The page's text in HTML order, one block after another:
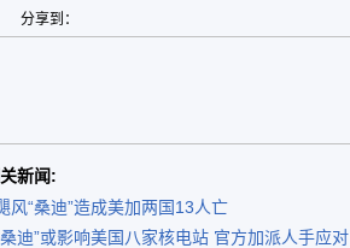
分享到：
新闻:
风“桑迪”造成美加两国13人亡
桑迪”或影响美国八家核电站 官方加派人手应对